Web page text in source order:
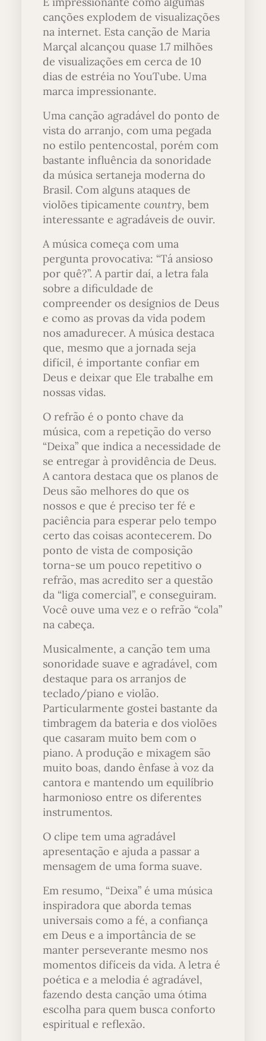
canções explodem de visualizações
na internet. Esta canção de Maria
Marçal alcançou quase 1.7 milhões
de visualizações em cerca de 10
dias de estréia no YouTube. Uma
marca impressionante.
Uma canção agradável do ponto de
vista do arranjo, com uma pegada
no estilo pentencostal, porém com
bastante influência da sonoridade
da música sertaneja moderna do
Brasil. Com alguns ataques de
violões tipicamente country, bem
interessante e agradáveis de ouvir.
A música começa com uma
pergunta provocativa: “Tá ansioso
por quê?”. A partir daí, a letra fala
sobre a dificuldade de
compreender os desígnios de Deus
e como as provas da vida podem
nos amadurecer. A música destaca
que, mesmo que a jornada seja
difícil, é importante confiar em
Deus e deixar que Ele trabalhe em
nossas vidas.
O refrão é o ponto chave da
música, com a repetição do verso
“Deixa” que indica a necessidade de
se entregar à providência de Deus.
A cantora destaca que os planos de
Deus são melhores do que os
nossos e que é preciso ter fé e
paciência para esperar pelo tempo
certo das coisas acontecerem. Do
ponto de vista de composição
torna-se um pouco repetitivo o
refrão, mas acredito ser a questão
da “liga comercial”, e conseguiram.
Você ouve uma vez e o refrão “cola”
na cabeça.
Musicalmente, a canção tem uma
sonoridade suave e agradável, com
destaque para os arranjos de
teclado/piano e violão.
Particularmente gostei bastante da
timbragem da bateria e dos violões
que casaram muito bem com o
piano. A produção e mixagem são
muito boas, dando ênfase à voz da
cantora e mantendo um equilíbrio
harmonioso entre os diferentes
instrumentos.
O clipe tem uma agradável
apresentação e ajuda a passar a
mensagem de uma forma suave.
Em resumo, “Deixa” é uma música
inspiradora que aborda temas
universais como a fé, a confiança
em Deus e a importância de se
manter perseverante mesmo nos
momentos difíceis da vida. A letra é
poética e a melodia é agradável,
fazendo desta canção uma ótima
escolha para quem busca conforto
espiritual e reflexão.